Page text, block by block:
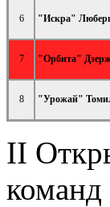
6 "Искра"
7 "Орбита"
8 "Урожай"
II